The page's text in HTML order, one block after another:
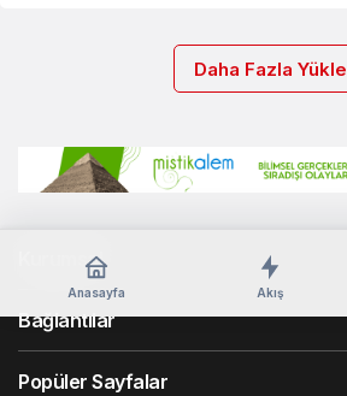
Daha Fazla Yükle
Anasayfa Akış
Kurumsal
Bağlantılar
Popüler Sayfalar